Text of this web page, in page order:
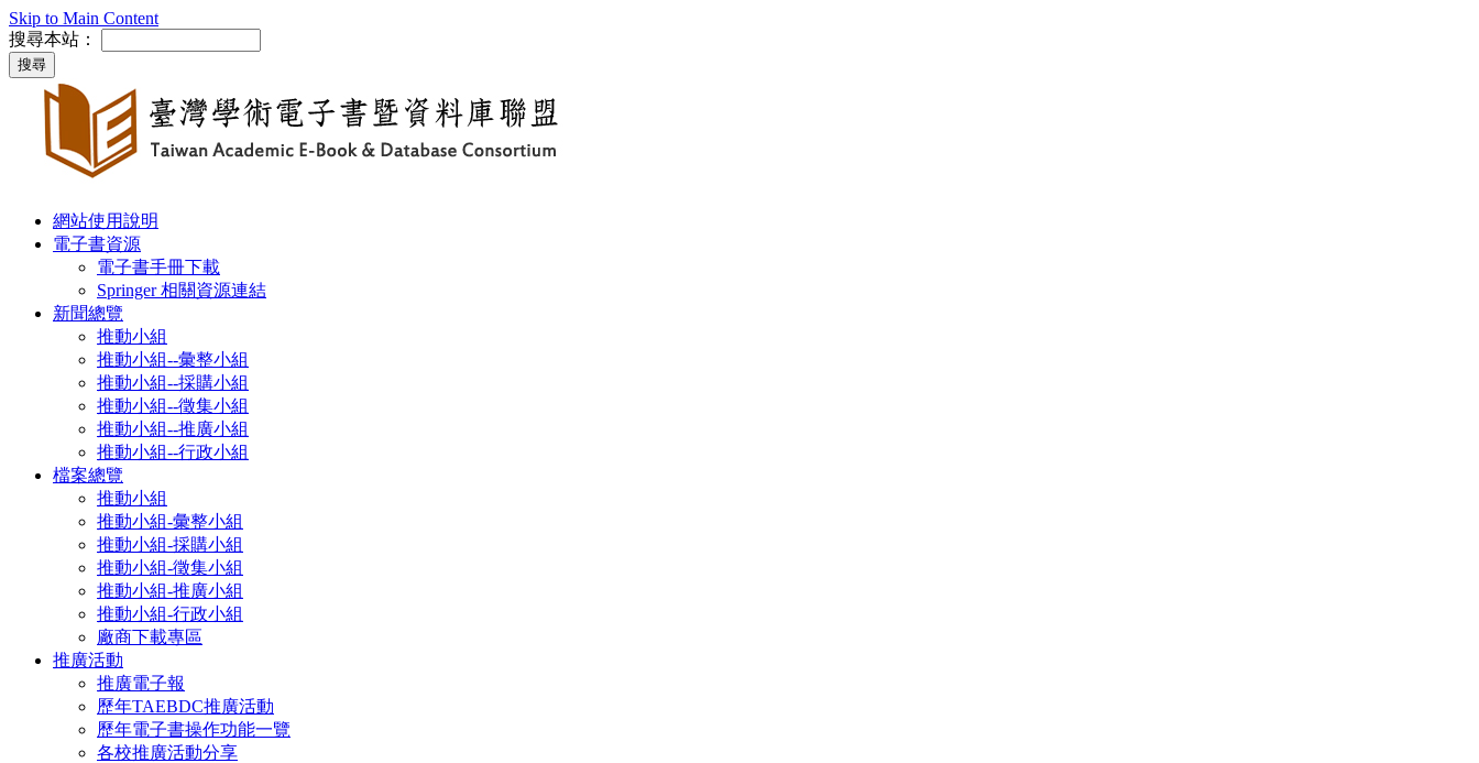
Skip to Main Content
搜尋本站：
網站使用說明
電子書資源
電子書手冊下載
Springer 相關資源連結
新聞總覽
推動小組
推動小組--彙整小組
推動小組--採購小組
推動小組--徵集小組
推動小組--推廣小組
推動小組--行政小組
檔案總覽
推動小組
推動小組-彙整小組
推動小組-採購小組
推動小組-徵集小組
推動小組-推廣小組
推動小組-行政小組
廠商下載專區
推廣活動
推廣電子報
歷年TAEBDC推廣活動
歷年電子書操作功能一覽
各校推廣活動分享